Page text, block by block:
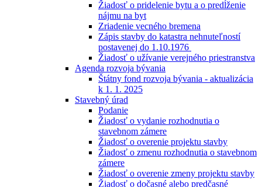
Žiadosť o pridelenie bytu a o predĺženie
nájmu na byt
Zriadenie vecného bremena
Zápis stavby do katastra nehnuteľností
postavenej do 1.10.1976
Žiadosť o užívanie verejného priestranstva
Agenda rozvoja bývania
Štátny fond rozvoja bývania - aktualizácia
k 1. 1. 2025
Stavebný úrad
Podanie
Žiadosť o vydanie rozhodnutia o
stavebnom zámere
Žiadosť o overenie projektu stavby
Žiadosť o zmenu rozhodnutia o stavebnom
zámere
Žiadosť o overenie zmeny projektu stavby
Žiadosť o dočasné alebo predčasné